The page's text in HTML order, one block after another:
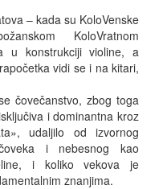
– kada su KoloVenske
KoloVratnom
u konstrukciji violine, a
vidi se i na kitari,
čovečanstvo, zbog toga
i dominantna kroz
udaljilo od izvornog
i nebesnog kao
i koliko vekova je
znanjima.